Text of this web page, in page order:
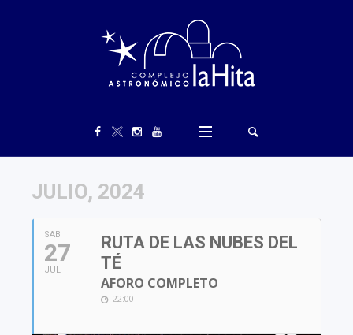
JULIO, 2024
SAB
27
JUL
RUTA DE LAS NUBES DEL
TÉ
AFORO COMPLETO
22:00